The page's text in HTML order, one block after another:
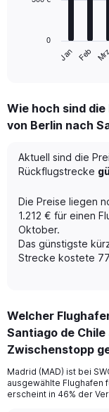
The
Range:
12
The
chart
has
Y
axis
displaying
values.
Range:
Jan Feb
0
Wie hoch sind
von Berlin nach
Aktuell sind die
Rückflugstrecke
Die Preise liegen
1.212 € für einen
Oktober.
Das günstigste
Strecke kostete
Welcher
Santiago de
Zwischenstopp
Madrid (MAD) ist bei
ausgewählte Flughafen
erscheint in 46% der